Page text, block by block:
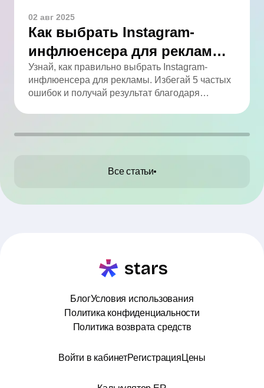
02 авг 2025
Как выбрать Instagram-
инфлюенсера для рекламы:
5 ошибок, которых легко
избежать
Узнай, как правильно выбрать Instagram-
инфлюенсера для рекламы. Избегай 5 частых
ошибок и получай результат благодаря
Все статьи
БлогУсловия использования
Политика конфиденциальности
Политика возврата средств
Войти в кабинетРегистрация Цены